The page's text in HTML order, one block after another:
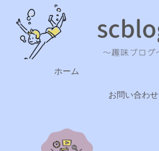
ホーム
お問い合わせ